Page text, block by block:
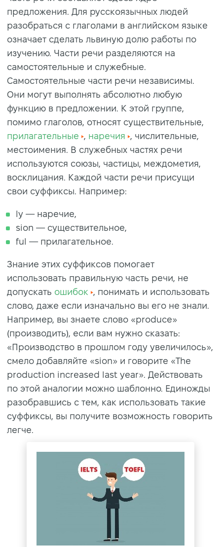
предложения. Для русскоязычных людей
разобраться с глаголами в английском языке
означает сделать львиную долю работы по
изучению. Части речи разделяются на
самостоятельные и служебные.
Самостоятельные части речи независимы.
Они могут выполнять абсолютно любую
функцию в предложении. К этой группе,
помимо глаголов, относят существительные,
прилагательные
, наречия
, числительные,
местоимения. В служебных частях речи
используются союзы, частицы, междометия,
восклицания. Каждой части речи присущи
свои суффиксы. Например:
ly — наречие,
sion — существительное,
ful — прилагательное.
Знание этих суффиксов помогает
использовать правильную часть речи, не
допускать ошибок
, понимать и использовать
слово, даже если изначально вы его не знали.
Например, вы знаете слово «produce»
(производить), если вам нужно сказать:
«Производство в прошлом году увеличилось»,
смело добавляйте «sion» и говорите «The
production increased last year». Действовать
по этой аналогии можно шаблонно. Единожды
разобравшись с тем, как использовать такие
суффиксы, вы получите возможность говорить
легче.